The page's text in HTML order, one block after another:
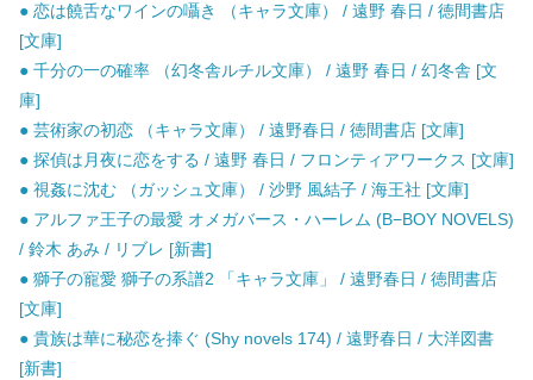
● 恋は饒舌なワインの囁き （キャラ文庫） / 遠野 春日 / 徳間書店
[文庫]
● 千分の一の確率 （幻冬舎ルチル文庫） / 遠野 春日 / 幻冬舎 [文
庫]
● 芸術家の初恋 （キャラ文庫） / 遠野春日 / 徳間書店 [文庫]
● 探偵は月夜に恋をする / 遠野 春日 / フロンティアワークス [文庫]
● 視姦に沈む （ガッシュ文庫） / 沙野 風結子 / 海王社 [文庫]
● アルファ王子の最愛 オメガバース・ハーレム (B−BOY NOVELS)
/ 鈴木 あみ / リブレ [新書]
● 獅子の寵愛 獅子の系譜2 「キャラ文庫」 / 遠野春日 / 徳間書店
[文庫]
● 貴族は華に秘恋を捧ぐ (Shy novels 174) / 遠野春日 / 大洋図書
[新書]